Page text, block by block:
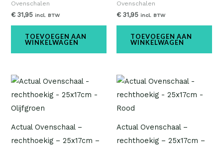
Ovenschalen
€31,95 incl. BTW
TOEVOEGEN AAN
WINKELWAGEN
Ovenschalen
€31,95 incl. BTW
TOEVOEGEN AAN
WINKELWAGEN
Actual Ovenschaal –
rechthoekig – 25x17cm –
Actual Ovenschaal –
rechthoekig – 25x17cm –